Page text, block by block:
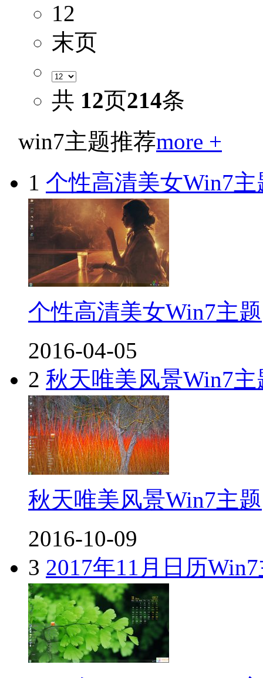
12
末页
共 12页214条
win7主题推荐more +
1 个性高清美女Win7主
个性高清美女Win7主题
2016-04-05
2 秋天唯美风景Win7主
秋天唯美风景Win7主题
2016-10-09
3 2017年11月日历